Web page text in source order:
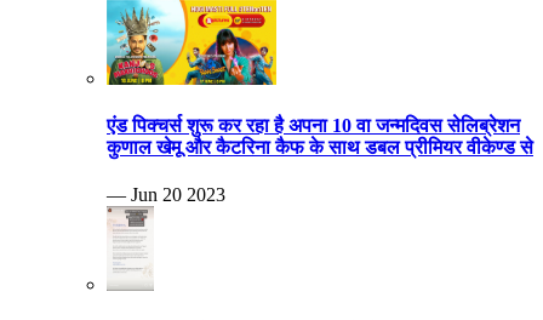
एंड पिक्चर्स शुरू कर रहा है अपना 10 वा जन्मदिवस सेलिब्रेशन
कुणाल खेमू और कैटरिना कैफ के साथ डबल प्रीमियर वीकेण्ड से
— Jun 20 2023